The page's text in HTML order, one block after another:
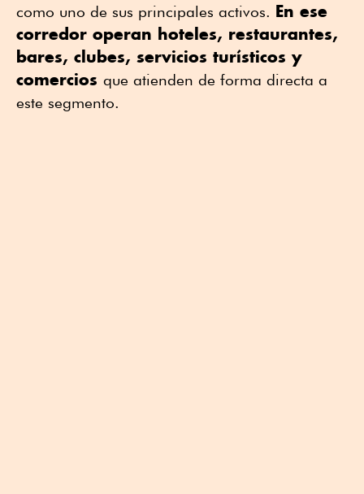
como uno de sus principales activos. En ese
corredor operan hoteles, restaurantes,
bares, clubes, servicios turísticos y
comercios que atienden de forma directa a
este segmento.